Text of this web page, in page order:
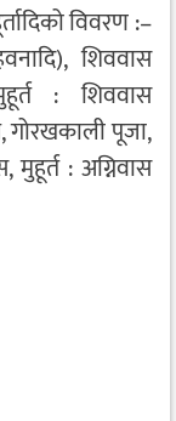
विवरण :–
शिववास
: शिववास
गोरखकाली पूजा,
मुहूर्त : अग्निवास